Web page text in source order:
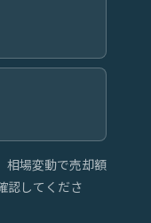
相場変動で売却額
認してくださ